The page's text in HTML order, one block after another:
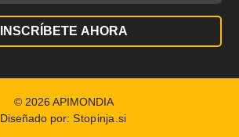
INSCRÍBETE AHORA
© 2026 APIMONDIA
Diseñado por:Stopinja.si